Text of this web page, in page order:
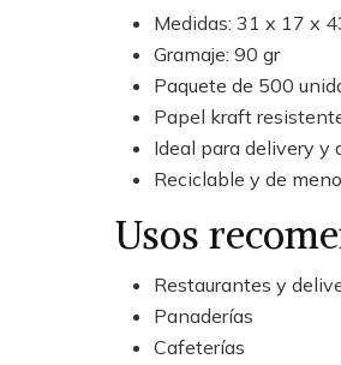
Medidas: 31 x 17 x
Gramaje: 90 gr
Paquete de 500
Papel kraft
Ideal para delivery y
Reciclable y de
Usos
Restaurantes y
Panaderías
Cafeterías